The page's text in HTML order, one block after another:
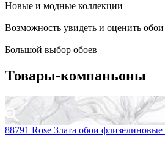
Новые и модные коллекции
Возможность увидеть и оценить
Большой выбор обоев
Товары-компаньоны
88791 Rose Злата обои